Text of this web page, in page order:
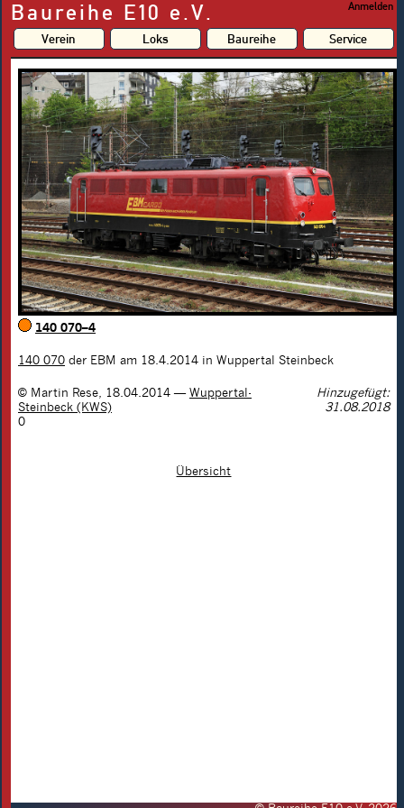
Baureihe E10 e.V. Anmelden
Verein Loks Baureihe Service
140 070–4
140 070 der EBM am 18.4.2014 in Wuppertal Steinbeck
© Martin Rese 18.04.2014 — Wuppertal-
Steinbeck (KWS)
Hinzugefügt:
31.08.2018
0
Übersicht